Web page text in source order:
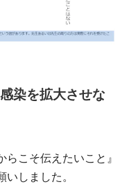
染を拡大させな
こそ伝えたいこと』
しました。